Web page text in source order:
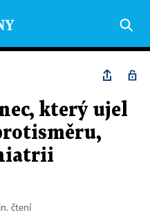
který ujel
čtení